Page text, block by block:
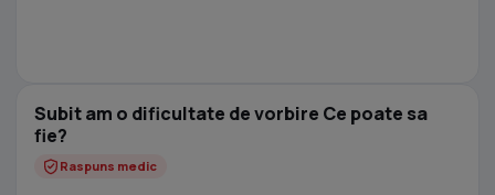
Subit am o dificultate de vorbire Ce poate sa
fie?
Raspuns medic